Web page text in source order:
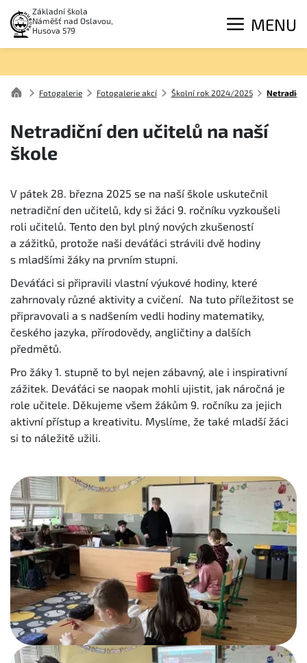
Základní škola
Náměšť nad Oslavou,
Husova 579
MENU
Fotogalerie Fotogalerie akcí Školní rok 2024/2025
Netradiční den učitelů na naší
škole
V pátek 28. března 2025 se na naší škole uskutečnil
netradiční den učitelů, kdy si žáci 9. ročníku vyzkoušeli
roli učitelů. Tento den byl plný nových zkušeností
a zážitků, protože naši deváťáci strávili dvě hodiny
s mladšími žáky na prvním stupni.
Deváťáci si připravili vlastní výukové hodiny, které
zahrnovaly různé aktivity a cvičení. Na tuto příležitost se
připravovali a s nadšením vedli hodiny matematiky,
českého jazyka, přírodovědy, angličtiny a dalších
předmětů.
Pro žáky 1. stupně to byl nejen zábavný, ale i inspirativní
zážitek. Deváťáci se naopak mohli ujistit, jak náročná je
role učitele. Děkujeme všem žákům 9. ročníku za jejich
aktivní přístup a kreativitu. Myslíme, že také mladší žáci
si to náležitě užili.